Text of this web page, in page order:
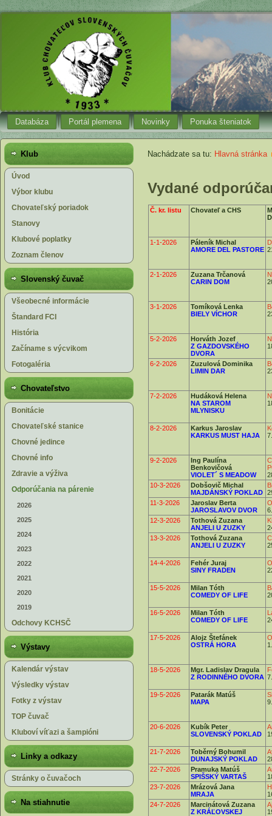
Databáza Portál plemena Novinky Ponuka šteniatok
Klub
Úvod
Výbor klubu
Chovateľský poriadok
Stanovy
Klubové poplatky
Zoznam členov
Slovenský čuvač
Všeobecné informácie
Štandard FCI
História
Začíname s výcvikom
Fotogaléria
Chovateľstvo
Bonitácie
Chovateľské stanice
Chovné jedince
Chovné info
Zdravie a výživa
Odporúčania na párenie
2026
2025
2024
2023
2022
2021
2020
2019
Odchovy KCHSČ
Výstavy
Kalendár výstav
Výsledky výstav
Fotky z výstav
TOP čuvač
Kluboví víťazi a šampióni
Linky a odkazy
Stránky o čuvačoch
Na stiahnutie
Nachádzate sa tu: Hlavná stránka
Vydané
Č. kr. listu Chovateľ a CHS
1-1-2026
Páleník Michal
AMORE DEL PASTORE
2-1-2026
Zuzana Trčanová
CARIN DOM
3-1-2026
Tomíková Lenka
BIELY VÍCHOR
5-2-2026
Horváth Jozef
Z GAZDOVSKÉHO
DVORA
6-2-2026
Zuzulová Dominika
LIMIN DAR
7-2-2026
Hudáková Helena
NA STAROM
MLYNISKU
8-2-2026
Karkus Jaroslav
KARKUS MUST HAJA
9-2-2026
Ing Paulína
Benkovičová
VIOLET´ S MEADOW
10-3-2026
Dobšovič Michal
MAJDÁNSKÝ POKLAD
11-3-2026
Jaroslav Berta
JAROSLAVOV DVOR
12-3-2026
Tothová Zuzana
ANJELI U ZUZKY
13-3-2026
Tothová Zuzana
ANJELI U ZUZKY
14-4-2026
Fehér Juraj
SINY FRADEN
15-5-2026
Milan Tóth
COMEDY OF LIFE
16-5-2026
Milan Tóth
COMEDY OF LIFE
17-5-2026
Alojz Štefánek
OSTRÁ HORA
18-5-2026
Mgr. Ladislav Dragula
Z RODINNÉHO DVORA
19-5-2026
Patarák Matúš
MAPA
20-6-2026
Kubík Peter
SLOVENSKÝ POKLAD
21-7-2026
Toběrný Bohumil
DUNAJSKÝ POKLAD
22-7-2026
Pramuka Matúš
SPIŠSKÝ VARTAŠ
23-7-2026
Mrázová Jana
MRAJA
24-7-2026
Marcinátová Zuzana
Z KRÁĽOVSKEJ